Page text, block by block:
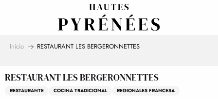
Inicio RESTAURANT LES BERGERONNETTES
RESTAURANT LES BERGERONNETTES
RESTAURANTE COCINA TRADICIONAL REGIONALES FRANCESA